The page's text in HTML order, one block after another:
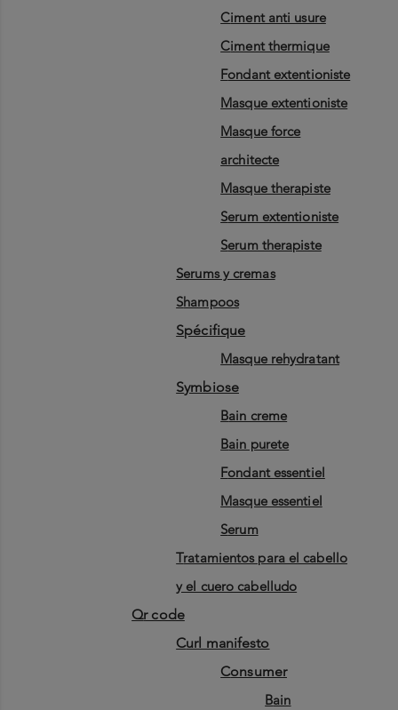
ciment anti usure
ciment thermique
fondant extentioniste
masque extentioniste
masque force
architecte
masque therapiste
serum extentioniste
serum therapiste
serums y cremas
shampoos
spécifique
masque rehydratant
symbiose
bain creme
bain purete
fondant essentiel
masque essentiel
serum
tratamientos para el cabello
y el cuero cabelludo
qr code
curl manifesto
consumer
bain